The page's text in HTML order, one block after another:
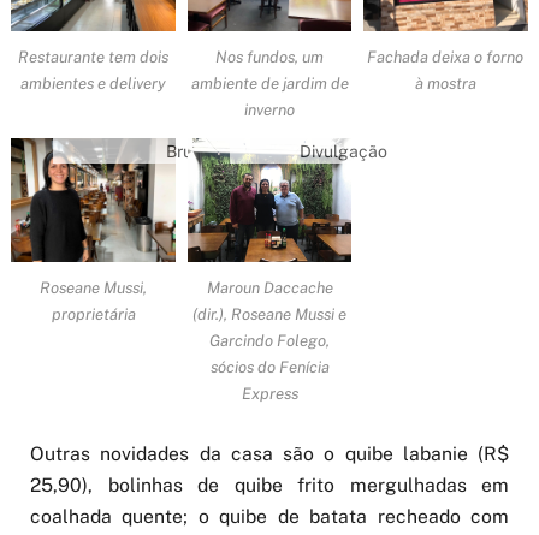
Restaurante tem dois
ambientes e delivery
Nos fundos, um
ambiente de jardim de
inverno
Fachada deixa o forno
à mostra
Bruna
Garcia/ANBA
Roseane Mussi,
proprietária
Divulgação
Maroun Daccache
(dir.), Roseane Mussi e
Garcindo Folego,
sócios do Fenícia
Express
Outras novidades da casa são o quibe labanie (R$
25,90), bolinhas de quibe frito mergulhadas em
coalhada quente; o quibe de batata recheado com